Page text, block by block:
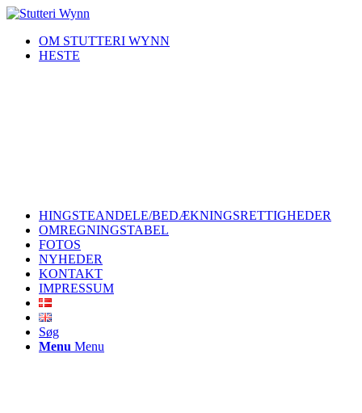
OM STUTTERI WYNN
HESTE
HINGSTEANDELE/BEDÆKNINGSRETTIGHEDER
OMREGNINGSTABEL
FOTOS
NYHEDER
KONTAKT
IMPRESSUM
Søg
Menu Menu